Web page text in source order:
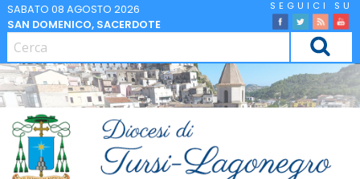
Skip
to
content
SABATO 08 AGOSTO 2026
SAN DOMENICO, SACERDOTE
facebook
Twitter
Feed
CERCA